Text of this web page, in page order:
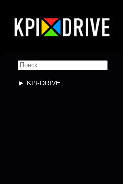

KPI-DRIVE